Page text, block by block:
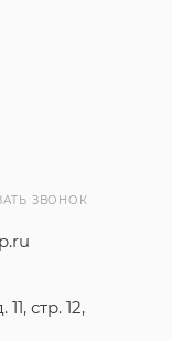
ЗВОНОК
стр. 12,